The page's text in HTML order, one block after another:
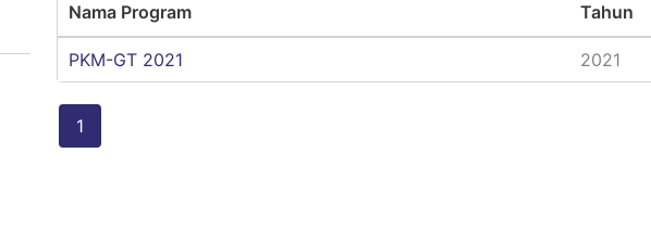
Nama Program Tahun
PKM-GT 2021 2021
1